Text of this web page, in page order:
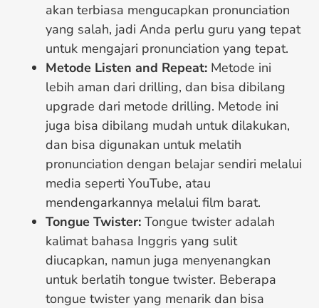
akan terbiasa mengucapkan pronunciation
yang salah, jadi Anda perlu guru yang tepat
untuk mengajari pronunciation yang tepat.
Metode Listen and Repeat: Metode ini
lebih aman dari drilling, dan bisa dibilang
upgrade dari metode drilling. Metode ini
juga bisa dibilang mudah untuk dilakukan,
dan bisa digunakan untuk melatih
pronunciation dengan belajar sendiri melalui
media seperti YouTube, atau
mendengarkannya melalui film barat.
Tongue Twister: Tongue twister adalah
kalimat bahasa Inggris yang sulit
diucapkan, namun juga menyenangkan
untuk berlatih tongue twister. Beberapa
tongue twister yang menarik dan bisa